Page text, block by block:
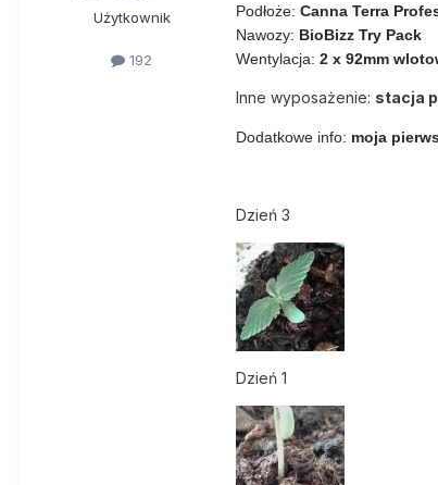
Użytkownik
192
Podłoże: Canna Terra
Nawozy: BioBizz Try Pack
Wentylacja: 2 x 92mm
Inne wyposażenie: stacja
Dodatkowe info: moja
Dzień 3
Dzień 1